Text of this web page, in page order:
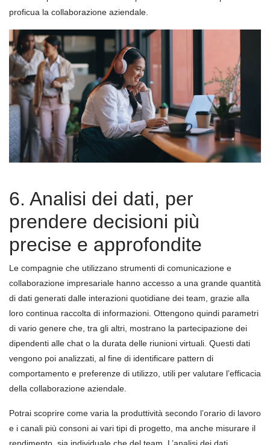
proficua la collaborazione aziendale.
6. Analisi dei dati, per
prendere decisioni più
precise e approfondite
Le compagnie che utilizzano strumenti di comunicazione e
collaborazione impresariale hanno accesso a una grande quantità
di dati generati dalle interazioni quotidiane dei team, grazie alla
loro continua raccolta di informazioni. Ottengono quindi parametri
di vario genere che, tra gli altri, mostrano la partecipazione dei
dipendenti alle chat o la durata delle riunioni virtuali. Questi dati
vengono poi analizzati, al fine di identificare pattern di
comportamento e preferenze di utilizzo, utili per valutare l’efficacia
della collaborazione aziendale.
Potrai scoprire come varia la produttività secondo l’orario di lavoro
e i canali più consoni ai vari tipi di progetto, ma anche misurare il